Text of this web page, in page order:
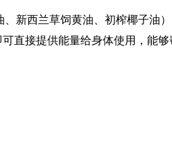
新西兰草饲黄油、初榨椰子油
直接提供能量给身体使用，能